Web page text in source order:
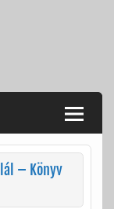
– Könyv